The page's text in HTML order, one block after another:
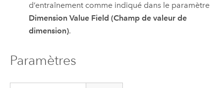
d’entraînement comme indiqué dans le paramètre
Dimension Value Field (Champ de valeur de
dimension).
Paramètres